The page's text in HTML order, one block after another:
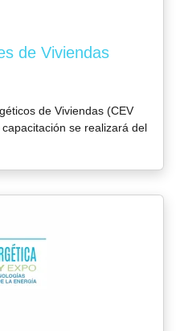
de Viviendas
de Viviendas (CEV
se realizará del